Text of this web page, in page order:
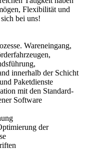
Flexibilität und
bei uns!
Wareneingang,
innerhalb der Schicht
Paketdienste
mit den Standard-
Software
der